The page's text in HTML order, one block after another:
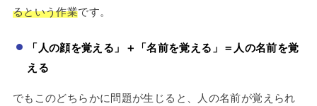
るという作業です。
「人の顔を覚える」＋「名前を覚える」＝人の名前を覚
える
でもこのどちらかに問題が生じると、人の名前が覚えられ